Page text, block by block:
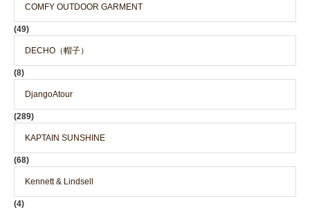
COMFY OUTDOOR GARMENT
(49)
DECHO（帽子）
(8)
DjangoAtour
(289)
KAPTAIN SUNSHINE
(68)
Kennett & Lindsell
(4)